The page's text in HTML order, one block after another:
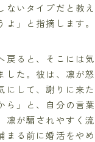
ないタイプだと教
」と指摘します。
戻ると、そこには
した。彼は、凛が
にして、謝りに来
ら」と、自分の言
凛が騙されやすく
まる前に婚活をや